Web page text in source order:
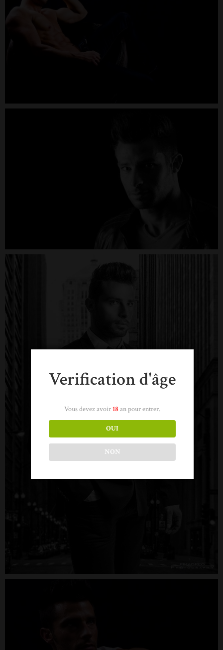
Verification d'âge
Vous devez avoir 18an pour entrer.
OUI
NON